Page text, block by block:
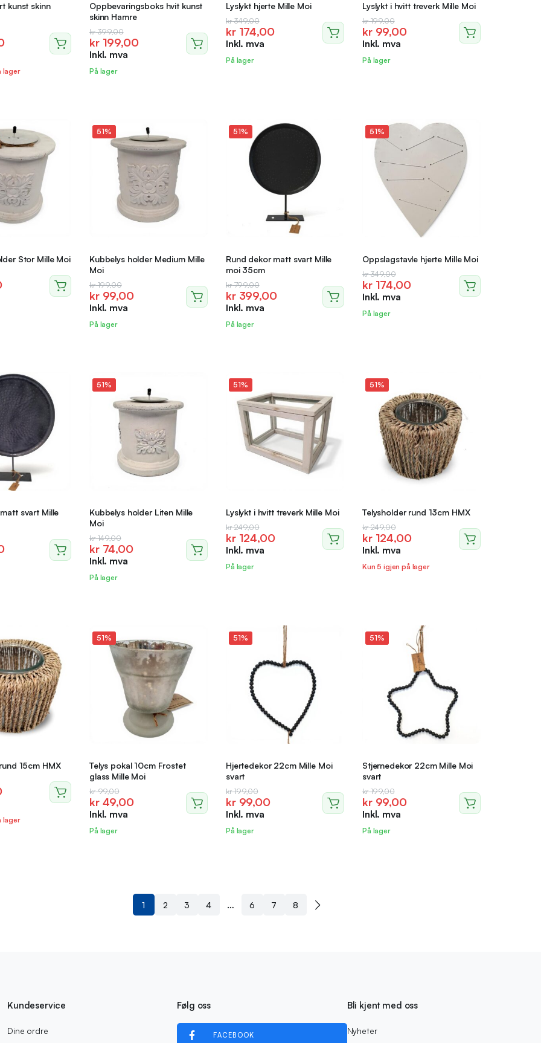
kunst skinn
lager
Oppbevaringsboks hvit kunst
skinn Hamre
kr399,00
Opprinnelig
pris
var:
kr 399,00.
kr199,00
Nåværende
pris
er:
kr 199,00.
Inkl. mva
På lager
Lyslykt hjerte Mille Moi
kr349,00
Opprinnelig
pris
var:
kr 349,00.
kr174,00
Nåværende
pris
er:
kr 174,00.
Inkl. mva
På lager
Lyslykt i hvitt treverk Mille Moi
kr199,00
Opprinnelig
pris
var:
kr 199,00.
kr99,00
Nåværende
pris
er:
kr 99,00.
Inkl. mva
På lager
Stor Mille Moi
51%
Kubbelys holder Medium Mille
Moi
kr199,00
Opprinnelig
pris
var:
kr 199,00.
kr99,00
Nåværende
pris
er:
kr 99,00.
Inkl. mva
På lager
51%
Rund dekor matt svart Mille
moi 35cm
kr799,00
Opprinnelig
pris
var:
kr 799,00.
kr399,00
Nåværende
pris
er:
kr 399,00.
Inkl. mva
På lager
51%
Oppslagstavle hjerte Mille Moi
kr349,00
Opprinnelig
pris
var:
kr 349,00.
kr174,00
Nåværende
pris
er:
kr 174,00.
Inkl. mva
På lager
svart Mille
51%
Kubbelys holder Liten Mille
Moi
kr149,00
Opprinnelig
pris
var:
kr 149,00.
kr74,00
Nåværende
pris
er:
kr 74,00.
Inkl. mva
På lager
51%
Lyslykt i hvitt treverk Mille Moi
kr249,00
Opprinnelig
pris
var:
kr 249,00.
kr124,00
Nåværende
pris
er:
kr 124,00.
Inkl. mva
På lager
51%
Telysholder rund 13cm HMX
kr249,00
Opprinnelig
pris
var:
kr 249,00.
kr124,00
Nåværende
pris
er:
kr 124,00.
Inkl. mva
Kun 5 igjen på lager
15cm HMX
lager
51%
Telys pokal 10cm Frostet
glass Mille Moi
kr99,00
Opprinnelig
pris
var:
kr 99,00.
kr49,00
Nåværende
pris
er:
kr 49,00.
Inkl. mva
På lager
51%
Hjertedekor 22cm Mille Moi
svart
kr199,00
Opprinnelig
pris
var:
kr 199,00.
kr99,00
Nåværende
pris
er:
kr 99,00.
Inkl. mva
På lager
51%
Stjernedekor 22cm Mille Moi
svart
kr199,00
Opprinnelig
pris
var:
kr 199,00.
kr99,00
Nåværende
pris
er:
kr 99,00.
Inkl. mva
På lager
1 2 3 4 … 6 7 8
Kundeservice
Dine ordre
Følg oss
FACEBOOK
Bli kjent med oss
Nyheter